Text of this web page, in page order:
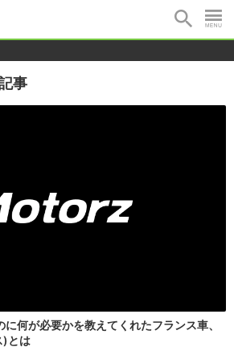
事
何が必要かを教えてくれたフランス車、
)とは